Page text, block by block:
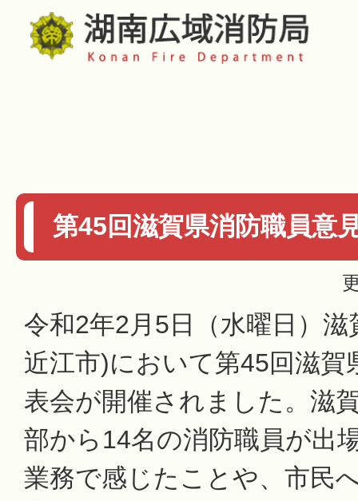
第45回滋賀県消防職員意
令和2年2月5日（水曜日）
近江市)において第45回滋賀
表会が開催されました。滋
部から14名の消防職員が出
業務で感じたことや、市民